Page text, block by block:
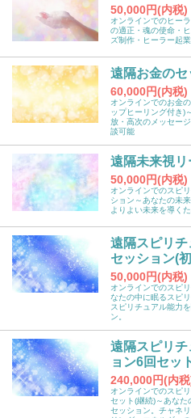
50,000円(内税)
オンラインでのヒー
の適正・魂の使命・
ズ制作・ヒーラー起
遠隔お金のセ
60,000円(内税)
オンラインでのお金
ップヒーリング付き)
放・高次のメッセー
談可能
遠隔未来視
50,000円(内税)
オンラインでのスピ
ション～あなたの未
よりよい未来を導く
遠隔スピリ
セッション(
50,000円(内税)
オンラインでのスピ
なたの中に眠るスピ
スピリチュアル能力
ン。
遠隔スピリ
ョン6回セッ
240,000円(内
オンラインでのスピ
セット(継続)～あなた
セッション。チャネ